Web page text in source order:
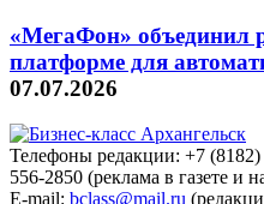
«МегаФон» объединил
платформе для
07.07.2026
Телефоны редакции: +7
556-2850 (реклама в газете и
E-mail: bclass@mail.ru